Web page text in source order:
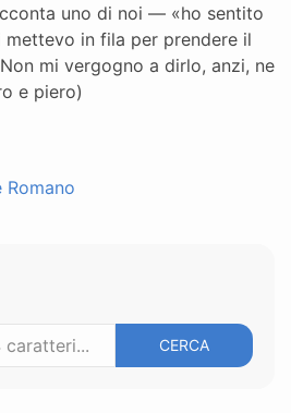
uno di noi — «ho sentito
in fila per prendere il
mi vergogno a dirlo, anzi, ne
e piero)
CERCA